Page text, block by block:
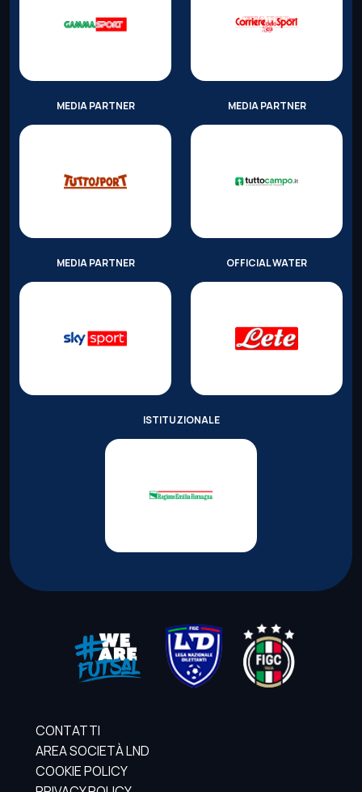
MEDIA PARTNER MEDIA PARTNER
MEDIA PARTNER OFFICIAL WATER
ISTITUZIONALE
CONTATTI
AREA SOCIETÀ LND
COOKIE POLICY